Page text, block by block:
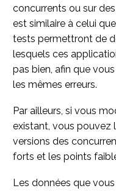
concurrents ou sur
est similaire à celui
tests permettront de
lesquels ces
pas bien, afin que
les mêmes erreurs.
Par ailleurs, si vous
existant, vous pouvez
versions des
forts et les points
Les données que